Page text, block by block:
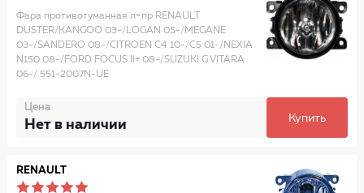
Фара противотуманная л=пр RENAULT
DUSTER/KANGOO 03-/LOGAN 05-/MEGANE
03-/SANDERO 08-/CITROEN С4 10-/С5 01-/NEXIA
N150 08-/FORD FOCUS II+ 08-/SUZUKI G.VITARA
06-/ 551-2007N-UE
Цена
Нет в наличии Купить
RENAULT